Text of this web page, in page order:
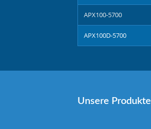
APX100-5700
APX100D-5700
Unsere Produkte